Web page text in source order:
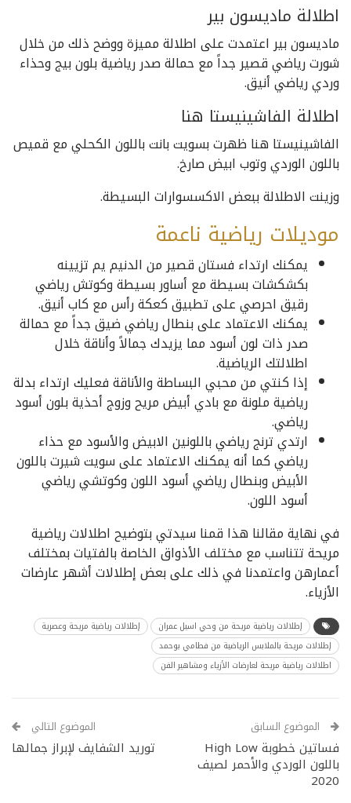
اطلالة ماديسون بير
ماديسون بير اعتمدت على اطلالة مميزة ووضح ذلك من خلال
شورت رياضي قصير جداً مع حمالة صدر رياضية بلون بيج وحذاء
وردي رياضي أنيق.
اطلالة الفاشينيستا هنا
الفاشينيستا هنا ظهرت بسويت بانت باللون الكحلي مع قميص
باللون الوردي وتوب ابيض صارخ.
وزينت الاطلالة ببعض الاكسسوارات البسيطة.
موديلات رياضية ناعمة
يمكنك ارتداء فستان قصير من الدنيم يم تزيينه
بكشكشات بسيطة مع أساور بسيطة وكوتش رياضي
رقيق احرصي على تطبيق كعكة رأس مع كاب أنيق.
يمكنك الاعتماد على بنطال رياضي ضيق جداً مع حمالة
صدر ذات لون أسود مما يزيدك جمالاً وأناقة خلال
اطلالتك الرياضية.
إذا كنتي من محبي البساطة والأناقة فعليك ارتداء بدلة
رياضية ملونة مع بادي أبيض مريح وزوج أحذية بلون أسود
رياضي.
ارتدي ترنج رياضي باللونين الابيض والأسود مع حذاء
رياضي كما أنه يمكنك الاعتماد على سويت شيرت باللون
الأبيض وبنطال رياضي أسود اللون وكوتشي رياضي
أسود اللون.
في نهاية مقالنا هذا قمنا سيدتي بتوضيح اطلالات رياضية
مريحة تتناسب مع مختلف الأذواق الخاصة بالفتيات بمختلف
أعمارهن واعتمدنا في ذلك على بعض إطلالات أشهر عارضات
الأزياء.
إطلالات رياضية مريحة من وحي اسيل عمران
إطلالات رياضية مريحة وعصرية
إطلالات مريحة بالملابس الرياضية من فطامي بوحمد
اطلالات رياضية مريحة لعارضات الأزياء ومشاهير الفن
الموضوع السابق
فساتين خطوبة High Low
باللون الوردي والأحمر لصيف
2020
الموضوع التالي
توريد الشفايف لإبراز جمالها